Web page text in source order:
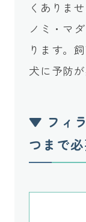
くありま
ノミ・マ
ります。
犬に予防が
▼ フィ
つまで必